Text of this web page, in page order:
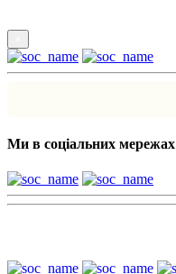
Ми в соціальних мережах